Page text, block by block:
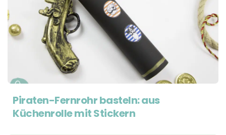
Piraten-Fernrohr basteln: aus
Küchenrolle mit Stickern